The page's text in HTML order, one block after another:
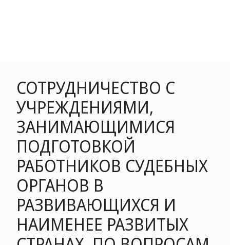
СОТРУДНИЧЕСТВО С
УЧРЕЖДЕНИЯМИ,
ЗАНИМАЮЩИМИСЯ
ПОДГОТОВКОЙ
РАБОТНИКОВ СУДЕБНЫХ
ОРГАНОВ В
РАЗВИВАЮЩИХСЯ И
НАИМЕНЕЕ РАЗВИТЫХ